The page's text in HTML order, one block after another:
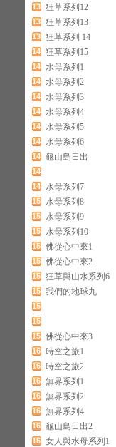
137 狂草系列12
138 狂草系列13
139 狂草系列 14
140 狂草系列15
141 水母系列1
142 水母系列2
143 水母系列3
144 水母系列4
145 水母系列5
146 水母系列6
147 龜山島日出
148
149 水母系列7
150 水母系列8
151 水母系列9
152 水母系列10
153 佛從心中來1
154 佛從心中來2
155 狂草與山水系列6
156 我們的地球九
157
158
159 佛從心中來3
160 時空之旅1
161 時空之旅2
162 無界系列1
163 無界系列2
164 無界系列4
165 龜山島日出2
166 女人與水母系列1